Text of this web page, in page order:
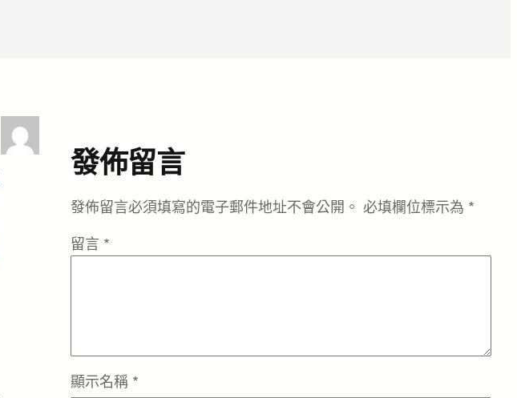
發佈留言
發佈留言必須填寫的電子郵件地址不會公開。 必填欄位標示為 *
留言 *
顯示名稱 *